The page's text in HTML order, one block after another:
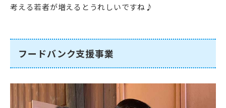
考える若者が増えるとうれしいですね♪
フードバンク支援事業